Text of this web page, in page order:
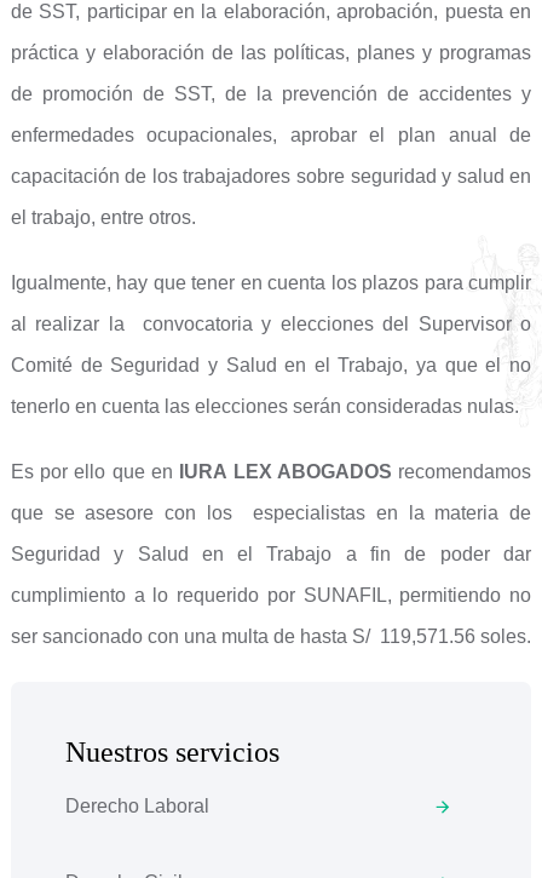
de SST, participar en la elaboración, aprobación, puesta en
práctica y elaboración de las políticas, planes y programas
de promoción de SST, de la prevención de accidentes y
enfermedades ocupacionales, aprobar el plan anual de
capacitación de los trabajadores sobre seguridad y salud en
el trabajo, entre otros.
Igualmente, hay que tener en cuenta los plazos para cumplir
al realizar la convocatoria y elecciones del Supervisor o
Comité de Seguridad y Salud en el Trabajo, ya que el no
tenerlo en cuenta las elecciones serán consideradas nulas.
Es por ello que en IURA LEX ABOGADOS recomendamos
que se asesore con los especialistas en la materia de
Seguridad y Salud en el Trabajo a fin de poder dar
cumplimiento a lo requerido por SUNAFIL, permitiendo no
ser sancionado con una multa de hasta S/ 119,571.56 soles.
Nuestros servicios
Derecho Laboral